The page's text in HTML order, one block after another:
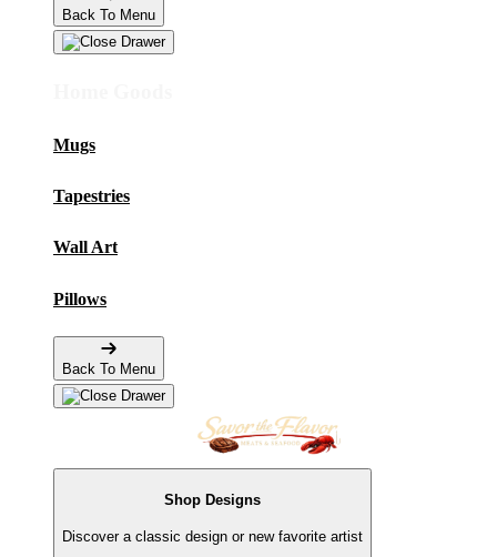
Back To Menu
Mugs
Tapestries
Wall Art
Pillows
Back To Menu
Shop Designs
Discover a classic design or new favorite artist